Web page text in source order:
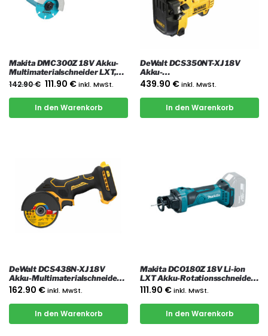
Makita DMC300Z 18V Akku-
Multimaterialschneider LXT,
nur das Gerät
142.90€ 111.90 €inkl. MwSt.
In den Warenkorb
DeWalt DCS350NT-XJ 18V
Akku-
Gewindestangenschneider mit
4-fach Schneidkopf mit Koffer
439.90 €inkl. MwSt.
In den Warenkorb
DeWalt DCS438N-XJ 18V
Akku-Multimaterialschneider
76mm, nur das Gerät
162.90 €inkl. MwSt.
In den Warenkorb
Makita DCO180Z 18V Li-ion
LXT Akku-Rotationsschneider,
nur das Gerät
111.90 €inkl. MwSt.
In den Warenkorb